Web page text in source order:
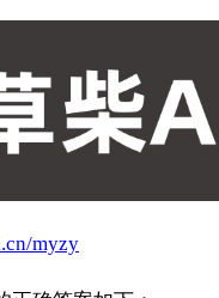
myzy